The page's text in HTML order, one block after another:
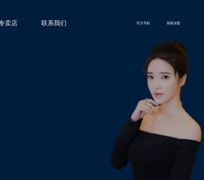
卖店 联系我们 官方导航 我要加盟